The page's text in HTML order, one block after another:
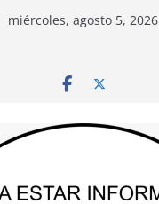
miércoles, agosto 5, 2026